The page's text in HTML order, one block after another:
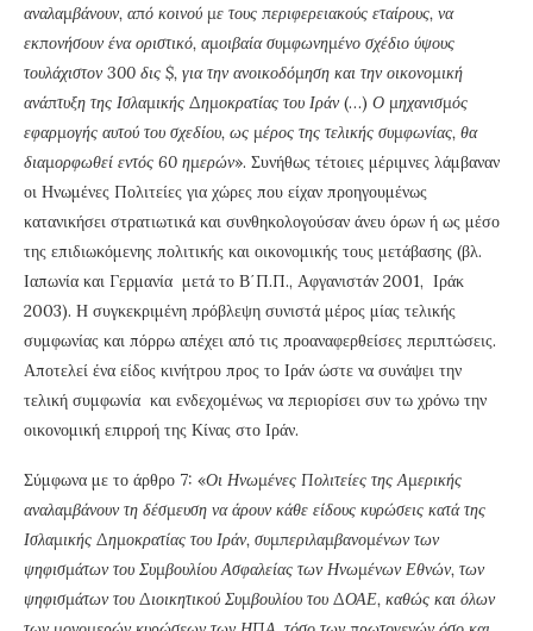
αναλαμβάνουν, από κοινού με τους περιφερειακούς εταίρους, να
εκπονήσουν ένα οριστικό, αμοιβαία συμφωνημένο σχέδιο ύψους
τουλάχιστον 300 δις $, για την ανοικοδόμηση και την οικονομική
ανάπτυξη της Ισλαμικής Δημοκρατίας του Ιράν(…) Ο μηχανισμός
εφαρμογής αυτού του σχεδίου, ως μέρος της τελικής συμφωνίας, θα
διαμορφωθεί εντός 60 ημερών». Συνήθως τέτοιες μέριμνες λάμβαναν
οι Ηνωμένες Πολιτείες για χώρες που είχαν προηγουμένως
κατανικήσει στρατιωτικά και συνθηκολογούσαν άνευ όρων ή ως μέσο
της επιδιωκόμενης πολιτικής και οικονομικής τους μετάβασης (βλ.
Ιαπωνία και Γερμανία μετά το Β΄Π.Π., Αφγανιστάν 2001, Ιράκ
2003). Η συγκεκριμένη πρόβλεψη συνιστά μέρος μίας τελικής
συμφωνίας και πόρρω απέχει από τις προαναφερθείσες περιπτώσεις.
Αποτελεί ένα είδος κινήτρου προς το Ιράν ώστε να συνάψει την
τελική συμφωνία και ενδεχομένως να περιορίσει συν τω χρόνω την
οικονομική επιρροή της Κίνας στο Ιράν.
Σύμφωνα με το άρθρο 7: «Οι Ηνωμένες Πολιτείες της Αμερικής
αναλαμβάνουν τη δέσμευση να άρουν κάθε είδους κυρώσεις κατά της
Ισλαμικής Δημοκρατίας του Ιράν, συμπεριλαμβανομένων των
ψηφισμάτων του Συμβουλίου Ασφαλείας των Ηνωμένων Εθνών, των
ψηφισμάτων του Διοικητικού Συμβουλίου του ΔΟΑΕ, καθώς και όλων